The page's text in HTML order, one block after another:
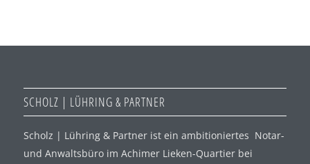
SCHOLZ | LÜHRING & PARTNER
Scholz | Lühring & Partner ist ein ambitioniertes Notar-
und Anwaltsbüro im Achimer Lieken-Quartier bei